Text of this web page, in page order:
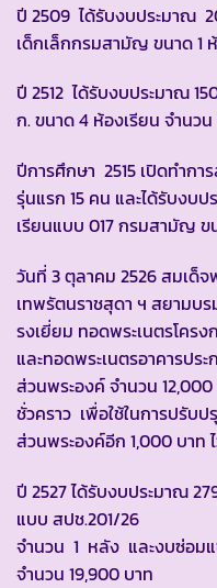
ปี 2509 ได้รับงบประมาณ
เด็กเล็กกรมสามัญ ขนาด 1
ปี 2512 ได้รับงบประมาณ
ก. ขนาด 4 ห้องเรียน จำนวน
ปีการศึกษา 2515 เปิดทำก
รุ่นแรก 15 คน และได้รับงบ
เรียนแบบ 017 กรมสามัญ ข
วันที่ 3 ตุลาคม 2526 สมเด็จ
เทพรัตนราชสุดา ฯ สยามบร
รงเยี่ยม ทอดพระเนตรโค
และทอดพระเนตรอาคารปร
ส่วนพระองค์ จำนวน
ชั่วคราว เพื่อใช้ในการปรับ
ส่วนพระองค์อีก 1,000 บาท
ปี 2527 ได้รับงบประมาณ
แบบ สปช.201/26
จำนวน 1 หลัง และงบซ่อมแ
จำนวน 19,900 บาท